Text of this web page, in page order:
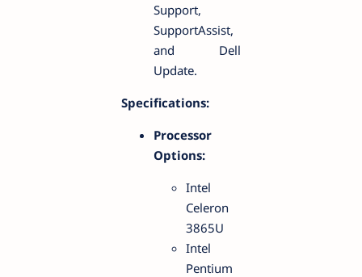
Support,
SupportAssist,
and Dell
Update.
Specifications:
Processor
Options:
Intel
Celeron
3865U
Intel
Pentium